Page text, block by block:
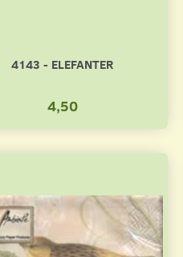
4143 - ELEFANTER
4,50